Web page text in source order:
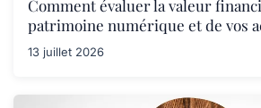
Comment évaluer la valeur
patrimoine numérique et de vos
13 juillet 2026